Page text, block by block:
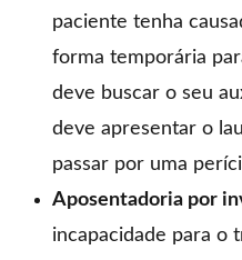
paciente tenha
forma temporária
deve buscar o seu
deve apresentar o
passar por uma
Aposentadoria por
incapacidade para o